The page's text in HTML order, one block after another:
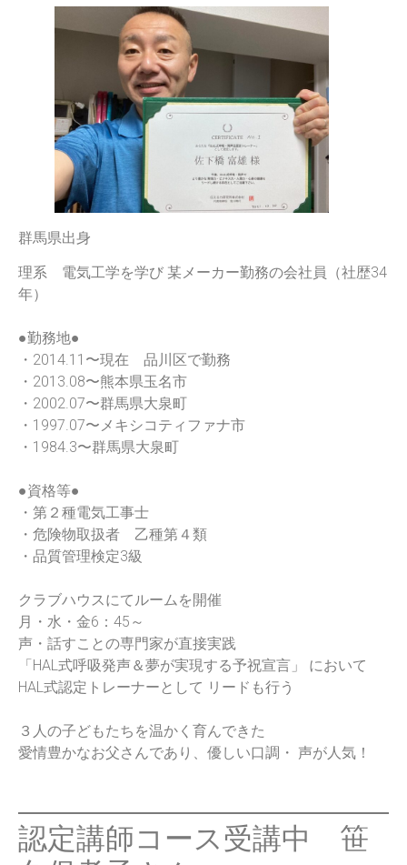
群馬県出身
理系 電気工学を学び 某メーカー勤務の会社員（社歴34
年）
●勤務地●
・2014.11〜現在 品川区で勤務
・2013.08〜熊本県玉名市
・2002.07〜群馬県大泉町
・1997.07〜メキシコティファナ市
・1984.3〜群馬県大泉町
●資格等●
・第２種電気工事士
・危険物取扱者 乙種第４類
・品質管理検定3級
クラブハウスにてルームを開催
月・水・金6：45～
声・話すことの専門家が直接実践
「HAL式呼吸発声＆夢が実現する予祝宣言」 において
HAL式認定トレーナーとして リードも行う
３人の子どもたちを温かく育んできた
愛情豊かなお父さんであり、優しい口調・ 声が人気！
認定講師コース受講中 笹